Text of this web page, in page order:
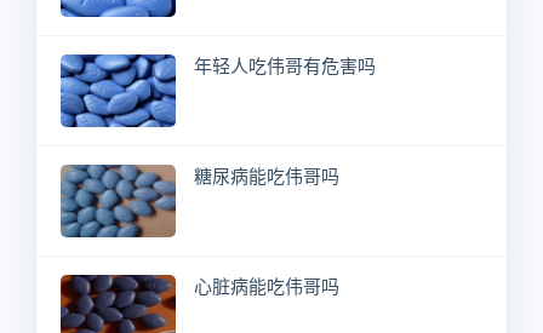
年轻人吃伟哥有危害吗
糖尿病能吃伟哥吗
心脏病能吃伟哥吗